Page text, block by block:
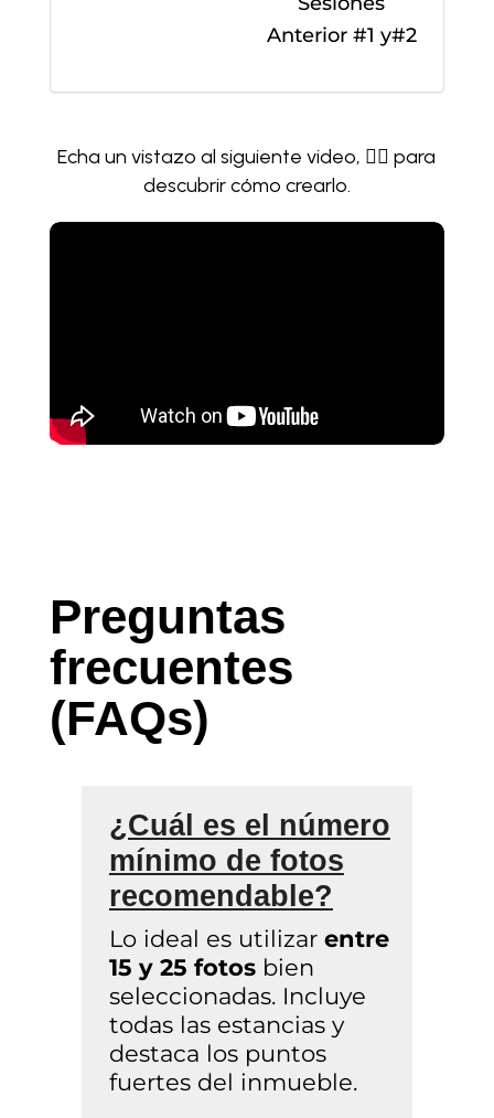
Anterior #1 y#2
Echa un vistazo al siguiente video, 👇🏼 para
descubrir cómo crearlo.
Preguntas
frecuentes
(FAQs)
¿Cuál es el número
mínimo de fotos
recomendable?
Lo ideal es utilizar entre
15 y 25 fotosbien
seleccionadas. Incluye
todas las estancias y
destaca los puntos
fuertes del inmueble.